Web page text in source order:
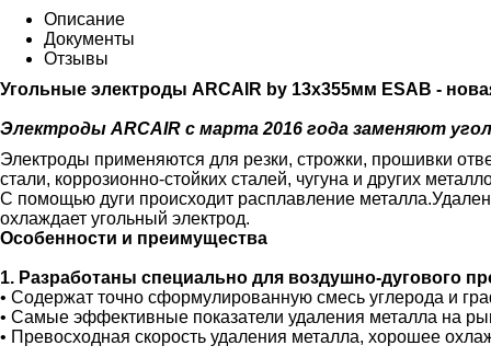
Описание
Документы
Отзывы
Угольные электроды ARCAIR by 13х355мм ESAB -
Электроды ARCAIR с марта 2016 года заменяют
Электроды применяются для резки, строжки, прошивки
стали, коррозионно-стойких сталей, чугуна и других
С помощью дуги происходит расплавление
охлаждает угольный электрод.
Особенности и преимущества
1. Разработаны специально для воздушно-дугового
• Содержат точно сформулированную смесь углерода и
• Самые эффективные показатели удаления металла на
• Превосходная скорость удаления металла, хорошее